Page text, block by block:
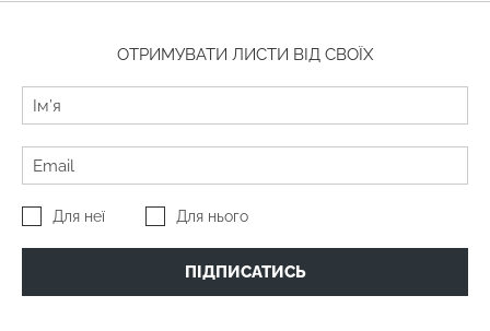
ОТРИМУВАТИ ЛИСТИ ВІД СВОЇХ
Для неї Для нього
ПІДПИСАТИСЬ